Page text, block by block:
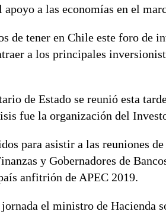
apoyo a las economías en el
de tener en Chile este foro
a los principales
de Estado se reunió esta
fue la organización del
para asistir a las reuniones
y Gobernadores de
anfitrión de APEC 2019.
jornada el ministro de Hacienda